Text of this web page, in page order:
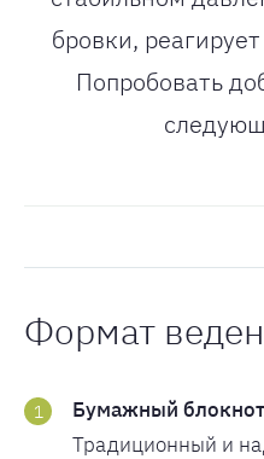
бровки,
Попробовать
Формат
Бумажный блокнот
Традиционный и